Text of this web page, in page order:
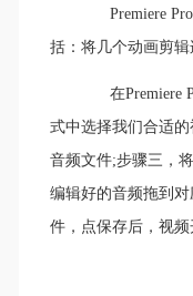
Premiere Pro
括：将几个动画剪
在Premiere
式中选择我们合适
音频文件;步骤三，
编辑好的音频拖到
件，点保存后，视频